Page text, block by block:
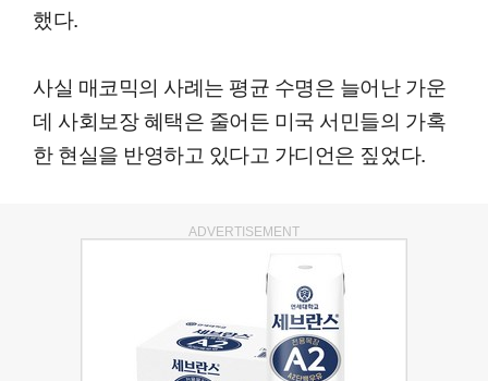
했다.
사실 매코믹의 사례는 평균 수명은 늘어난 가운
데 사회보장 혜택은 줄어든 미국 서민들의 가혹
한 현실을 반영하고 있다고 가디언은 짚었다.
ADVERTISEMENT